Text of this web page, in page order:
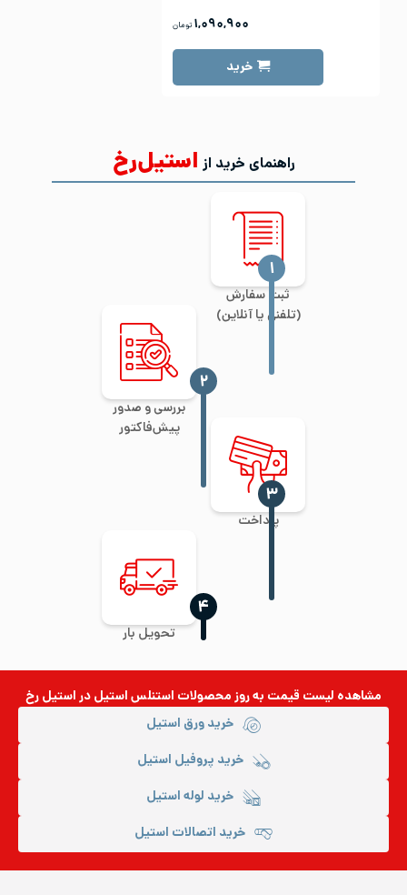
۱,۰۹۰,۹۰۰ تومان
خرید
راهنمای خرید از استیل‌رخ
ثبت سفارش
(تلفنی یا آنلاین)
‍۱
بررسی و صدور
پیش‌فاکتور
‍۲
پرداخت
‍۳
تحویل بار
‍۴
مشاهده لیست قیمت به روزمحصولات استنلس استیلدر استیل رخ
خرید ورق استیل
خرید پروفیل استیل
خرید لوله استیل
خرید اتصالات استیل